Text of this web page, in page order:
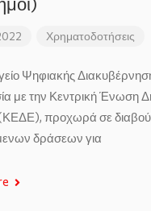
Χρηματοδοτήσεις
Ψηφιακής
με την Κεντρική Ένωση
προχωρά σε
δράσεων για